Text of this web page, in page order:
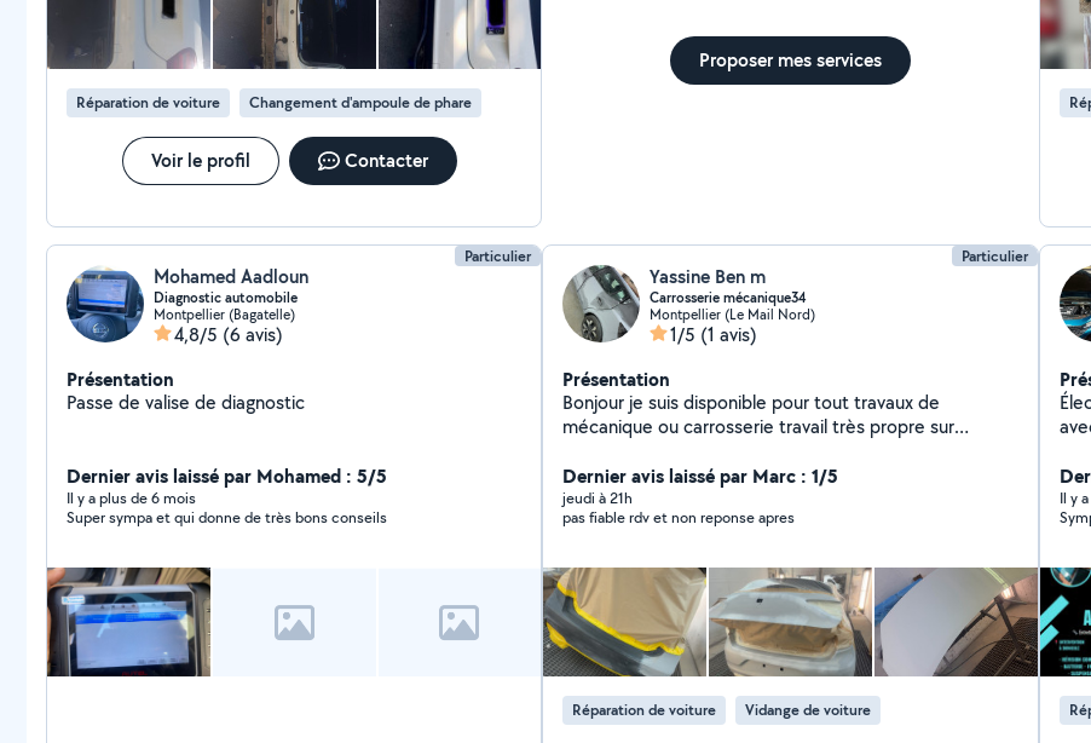
Réparation de voiture Changement d'ampoule de phare
Voir le profil Contacter
Proposer mes services
Particulier
Mohamed Aadloun
Diagnostic automobile
Montpellier (Bagatelle)
4,8/5 (6 avis)
Présentation
Passe de valise de diagnostic
Dernier avis laissé par Mohamed : 5/5
Il y a plus de 6 mois
Super sympa et qui donne de très bons conseils
Particulier
Yassine Ben m
Carrosserie mécanique34
Montpellier (Le Mail Nord)
1/5 (1 avis)
Présentation
Bonjour je suis disponible pour tout travaux de
mécanique ou carrosserie travail très propre sur
Dernier avis laissé par Marc : 1/5
jeudi à 21h
pas fiable rdv et non reponse apres
Réparation de voiture Vidange de voiture
avec
B1VL
Il y